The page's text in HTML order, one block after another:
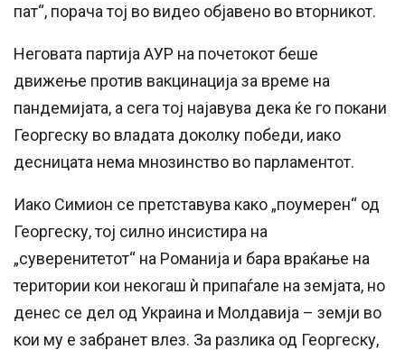
пат“, порача тој во видео објавено во вторникот.
Неговата партија АУР на почетокот беше
движење против вакцинација за време на
пандемијата, а сега тој најавува дека ќе го покани
Георгеску во владата доколку победи, иако
десницата нема мнозинство во парламентот.
Иако Симион се претставува како „поумерен“ од
Георгеску, тој силно инсистира на
„суверенитетот“ на Романија и бара враќање на
територии кои некогаш ѝ припаѓале на земјата, но
денес се дел од Украина и Молдавија – земји во
кои му е забранет влез. За разлика од Георгеску,